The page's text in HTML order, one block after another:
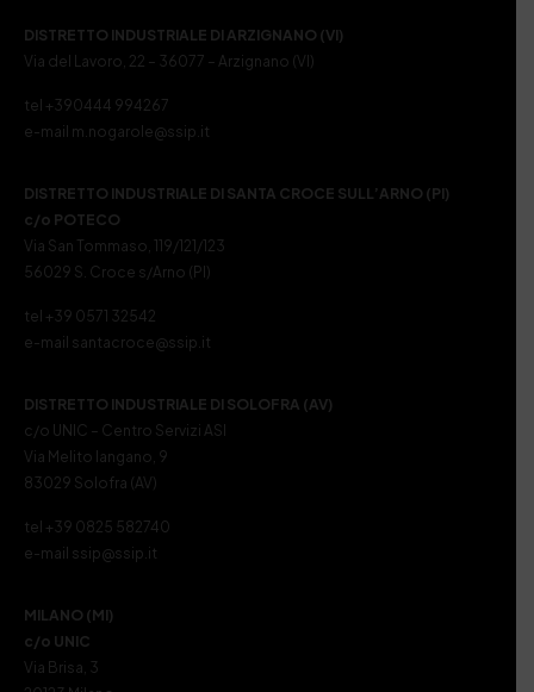
DISTRETTO INDUSTRIALE DI ARZIGNANO (VI)
Via del Lavoro, 22 – 36077 – Arzignano (VI)
tel +390444 994267
e-mail m.nogarole@ssip.it
DISTRETTO INDUSTRIALE DI SANTA CROCE SULL’ARNO (PI)
c/o POTECO
Via San Tommaso, 119/121/123
56029 S. Croce s/Arno (PI)
tel +39 0571 32542
e-mail santacroce@ssip.it
DISTRETTO INDUSTRIALE DI SOLOFRA (AV)
c/o UNIC – Centro Servizi ASI
Via Melito Iangano, 9
83029 Solofra (AV)
tel +39 0825 582740
e-mail ssip@ssip.it
MILANO (MI)
c/o UNIC
Via Brisa, 3